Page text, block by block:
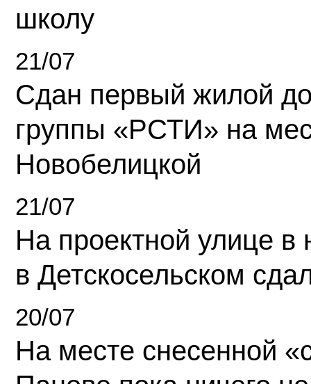
школу
21/07
Сдан первый жилой
группы «РСТИ» на
Новобелицкой
21/07
На проектной улице
в Детскосельском
20/07
На месте снесенной